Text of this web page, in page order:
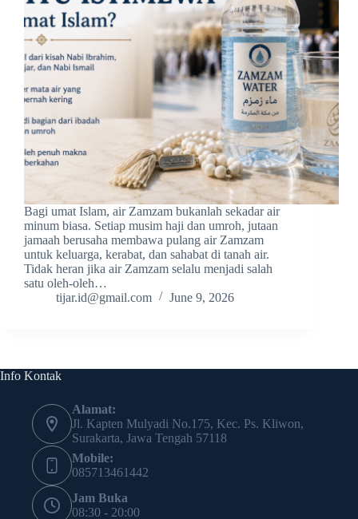
Bagi umat Islam, air Zamzam bukanlah sekadar air
minum biasa. Setiap musim haji dan umroh, jutaan
jamaah berusaha membawa pulang air Zamzam
untuk keluarga, kerabat, dan sahabat di tanah air.
Tidak heran jika air Zamzam selalu menjadi salah
satu oleh-oleh…
tijar.id@gmail.com
June 9, 2026
Info Kontak
Alamat:
Jl. Kapten Mulyadi No.175, Kec. Ps. Kliwon,
Surakarta, Jawa Tengah 57118
Mobile:
085713461442
Jam Buka
08:30 - 20:00